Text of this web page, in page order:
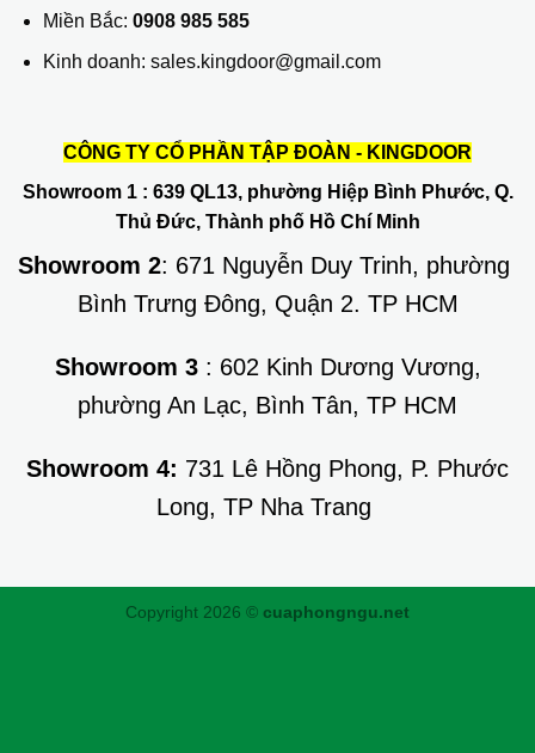
Miền Bắc: 0908 985 585
Kinh doanh: sales.kingdoor@gmail.com
CÔNG TY CỔ PHẦN TẬP ĐOÀN - KINGDOOR
Showroom 1: 639 QL13, phường Hiệp Bình Phước, Q.
Thủ Đức, Thành phố Hồ Chí Minh
Showroom 2: 671 Nguyễn Duy Trinh, phường
Bình Trưng Đông, Quận 2. TP HCM
Showroom 3: 602 Kinh Dương Vương,
phường An Lạc, Bình Tân, TP HCM
Showroom 4: 731 Lê Hồng Phong, P. Phước
Long, TP Nha Trang
Copyright 2026 © cuaphongngu.net